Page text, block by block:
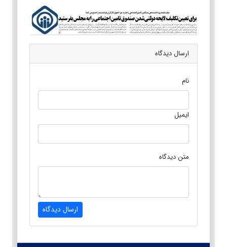
ارسال دیدگاه
نام
ایمیل
متن دیدگاه
ارسال دیدگاه